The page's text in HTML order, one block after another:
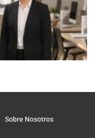
Sobre Nosotros